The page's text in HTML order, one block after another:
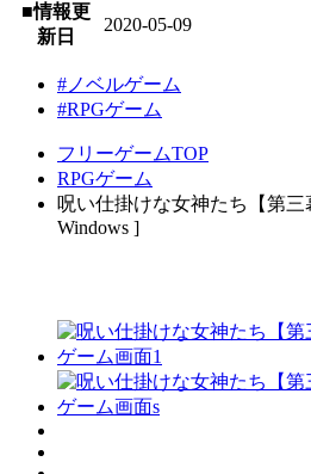
■情報更
新日
2020-05-09
#ノベルゲーム
#RPGゲーム
フリーゲームTOP
RPGゲーム
呪い仕掛けな女神たち【第
Windows ]